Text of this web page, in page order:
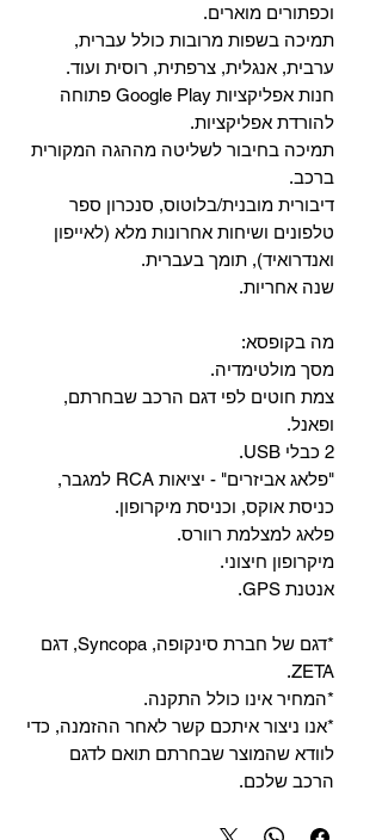
וכפתורים מוארים.
תמיכה בשפות מרובות כולל עברית,
ערבית, אנגלית, צרפתית, רוסית ועוד.
‏חנות אפליקציות Google Play פתוחה
להורדת אפליקציות.
‏תמיכה בחיבור לשליטה מההגה המקורית
ברכב.
‏דיבורית מובנית/בלוטוס, ‏סנכרון ספר
טלפונים ושיחות אחרונות מלא (לאייפון
ואנדרואיד), תומך בעברית.
שנה אחריות.
מה בקופסא:
מסך מולטימדיה.
צמת חוטים לפי דגם הרכב שבחרתם,
ופאנל.
2 כבלי USB.
"פלאג אביזרים" - יציאות RCA למגבר,
כניסת אוקס, וכניסת מיקרופון.
פלאג למצלמת רוורס.
מיקרופון חיצוני.
אנטנת GPS.
*דגם של חברת סינקופה, Syncopa, דגם
ZETA.
*המחיר אינו כולל התקנה.
*אנו ניצור איתכם קשר לאחר ההזמנה, כדי
לוודא שהמוצר שבחרתם תואם לדגם
הרכב שלכם.